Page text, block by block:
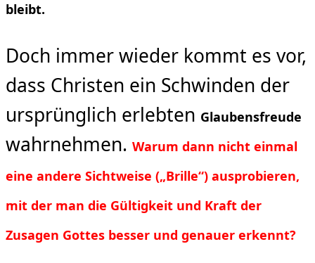
bleibt.
Doch immer wieder kommt es vor,
dass Christen ein Schwinden der
ursprünglich erlebten Glaubensfreude
wahrnehmen. Warum dann nicht einmal
eine andere Sichtweise („Brille“) ausprobieren,
mit der man die Gültigkeit und Kraft der
Zusagen Gottes besser und genauer erkennt?